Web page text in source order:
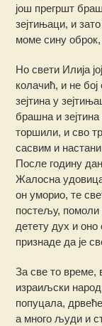
још прегршт
зејтињаци, и
моме сину
Но свети Илија
колачић, и не
зејтина у
брашна и зејтина
торшили, и сво
сасвим и
После годину
Жалосна
он уморио, те
постељу, помоли
детету дух и
признаде да је
За све то
израиљски
попуцала,
а много људи и